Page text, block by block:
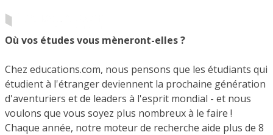
Où vos études vous mèneront-elles ?
Chez educations.com, nous pensons que les étudiants qui
étudient à l'étranger deviennent la prochaine génération
d'aventuriers et de leaders à l'esprit mondial - et nous
voulons que vous soyez plus nombreux à le faire !
Chaque année, notre moteur de recherche aide plus de 8